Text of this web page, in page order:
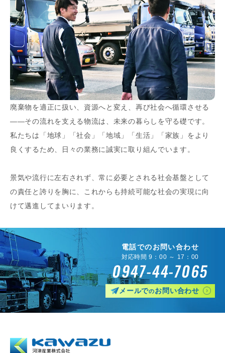
廃棄物を適正に扱い、資源へと変え、再び社会へ循環させる
――その流れを支える物流は、未来の暮らしを守る礎です。
私たちは「地球」「社会」「地域」「生活」「家族」をより
良くするため、日々の業務に誠実に取り組んでいます。
景気や流行に左右されず、常に必要とされる社会基盤として
の責任と誇りを胸に、これからも持続可能な社会の実現に向
けて邁進してまいります。
電話でのお問い合わせ
対応時間 9：00 ～ 17：00
0947-44-7065
メールでのお問い合わせ